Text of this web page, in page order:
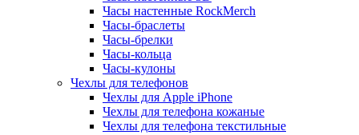
Часы настенные RockMerch
Часы-браслеты
Часы-брелки
Часы-кольца
Часы-кулоны
Чехлы для телефонов
Чехлы для Apple iPhone
Чехлы для телефона кожаные
Чехлы для телефона текстильные